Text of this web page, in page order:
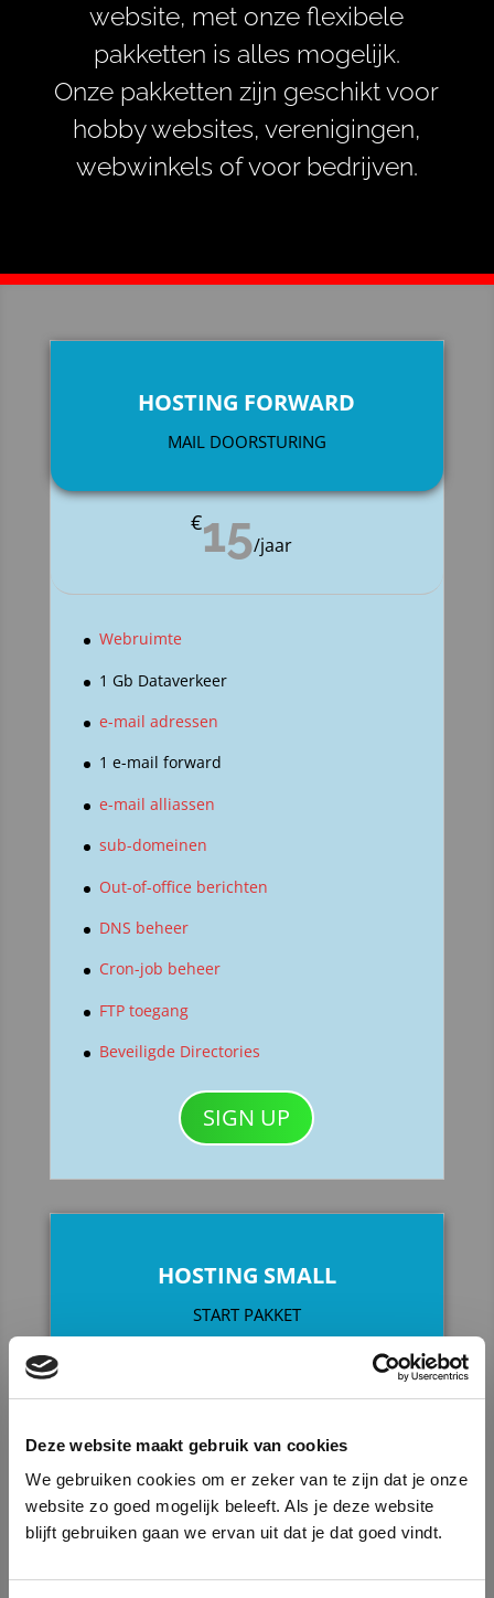
Deze website maakt gebruik van cookies
We gebruiken cookies om er zeker van te zijn dat je onze
website zo goed mogelijk beleeft. Als je deze website
blijft gebruiken gaan we ervan uit dat je dat goed vindt.
website, met onze flexibele
pakketten is alles mogelijk.
Onze pakketten zijn geschikt voor
hobby websites, verenigingen,
webwinkels of voor bedrijven.
HOSTING FORWARD
MAIL DOORSTURING
€15/jaar
Webruimte
1 Gb Dataverkeer
e-mail adressen
1 e-mail forward
e-mail alliassen
sub-domeinen
Out-of-office berichten
DNS beheer
Cron-job beheer
FTP toegang
Beveiligde Directories
SIGN UP
HOSTING SMALL
START PAKKET
€35
250Mb Webruimte